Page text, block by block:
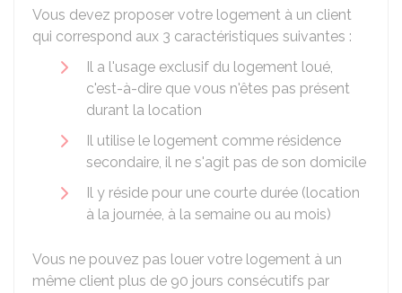
Vous devez proposer votre logement à un client
qui correspond aux 3 caractéristiques suivantes :
Il a l'usage exclusif du logement loué,
c'est-à-dire que vous n'êtes pas présent
durant la location
Il utilise le logement comme résidence
secondaire, il ne s'agit pas de son domicile
Il y réside pour une courte durée (location
à la journée, à la semaine ou au mois)
Vous ne pouvez pas louer votre logement à un
même client plus de 90 jours consécutifs par